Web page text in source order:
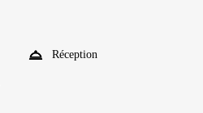
Réception